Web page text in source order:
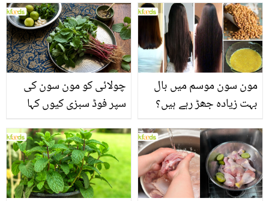
چولائی کو مون سون کی
سپر فوڈ سبزی کیوں کہا
منرلز اور اینٹی آکسیڈنٹس
سے بھرپور اس سبزی کے
فائدے
مون سون موسم میں بال
بہت زیادہ جھڑ رہے ہیں؟
بنانے کے چند قدرتی طریقے